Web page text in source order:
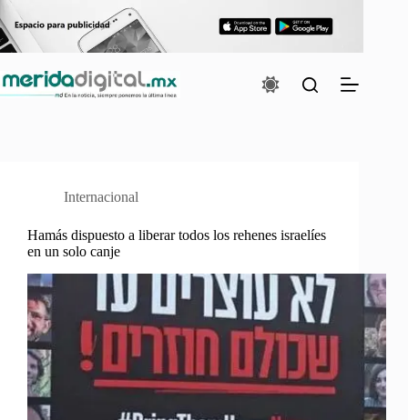
al
contenido
Internacional
Hamás dispuesto a liberar todos los rehenes israelíes
en un solo canje